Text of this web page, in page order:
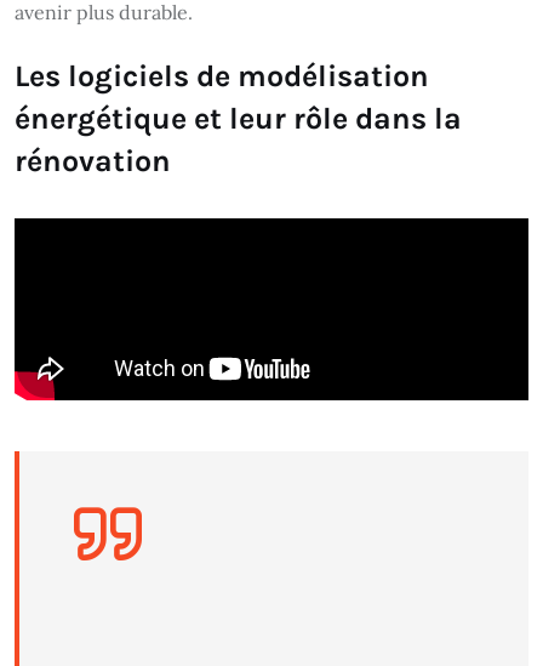
avenir plus durable.
Les logiciels de modélisation
énergétique et leur rôle dans la
rénovation